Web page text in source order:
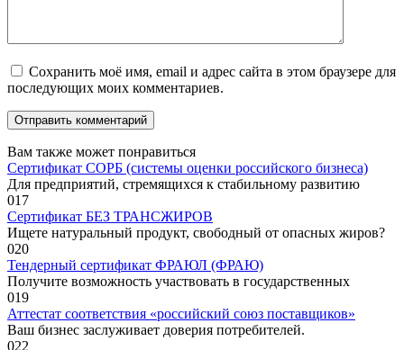
Сохранить моё имя, email и адрес сайта в этом браузере для
последующих моих комментариев.
Вам также может понравиться
Сертификат СОРБ (системы оценки российского бизнеса)
Для предприятий, стремящихся к стабильному развитию
017
Сертификат БЕЗ ТРАНСЖИРОВ
Ищете натуральный продукт, свободный от опасных жиров?
020
Тендерный сертификат ФРАЮЛ (ФРАЮ)
Получите возможность участвовать в государственных
019
Аттестат соответствия «российский союз поставщиков»
Ваш бизнес заслуживает доверия потребителей.
022